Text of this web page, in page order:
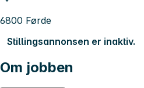
6800 Førde
Stillingsannonsen er inaktiv.
Om jobben